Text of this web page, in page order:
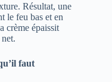
Résultat, une
le feu bas et en
crème épaissit
net.
faut